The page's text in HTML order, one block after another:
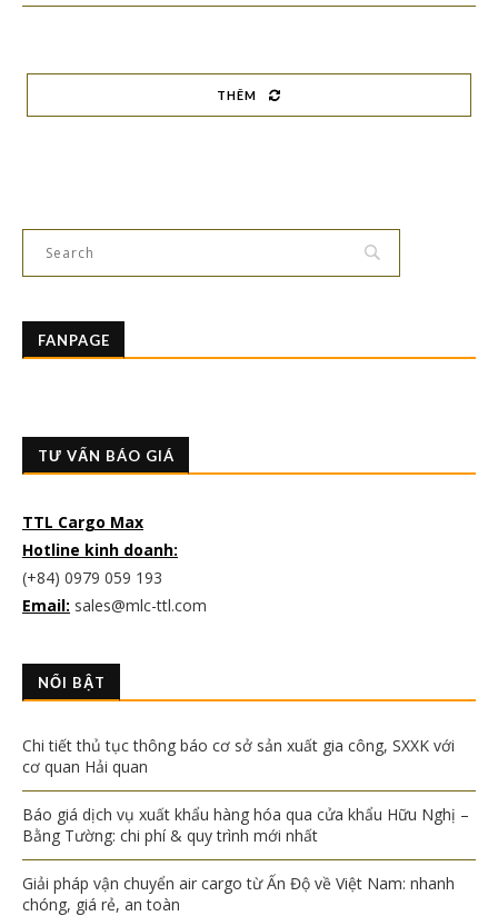
THÊM
FANPAGE
TƯ VẤN BÁO GIÁ
TTL Cargo Max
Hotline kinh doanh:
(+84) 0979 059 193
Email: sales@mlc-ttl.com
NỔI BẬT
Chi tiết thủ tục thông báo cơ sở sản xuất gia công, SXXK với
cơ quan Hải quan
Báo giá dịch vụ xuất khẩu hàng hóa qua cửa khẩu Hữu Nghị –
Bằng Tường: chi phí & quy trình mới nhất
Giải pháp vận chuyển air cargo từ Ấn Độ về Việt Nam: nhanh
chóng, giá rẻ, an toàn